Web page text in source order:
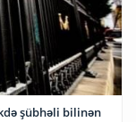
şübhəli bilinən